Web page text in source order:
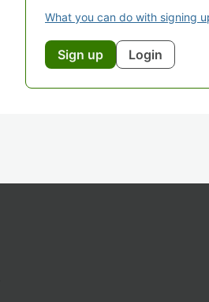
What you can do with signing
Sign up Login